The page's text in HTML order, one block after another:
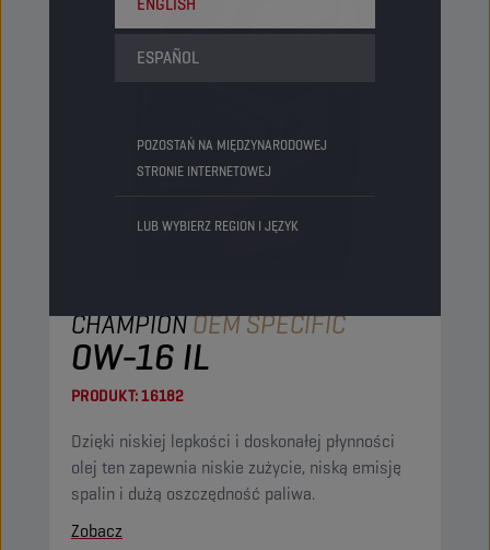
ENGLISH
ESPAÑOL
POZOSTAŃ NA MIĘDZYNARODOWEJ
STRONIE INTERNETOWEJ
LUB WYBIERZ REGION I JĘZYK
CHAMPIONOEM SPECIFIC
0W-16 IL
PRODUKT:16182
Dzięki niskiej lepkości i doskonałej płynności
olej ten zapewnia niskie zużycie, niską emisję
spalin i dużą oszczędność paliwa.
Zobacz